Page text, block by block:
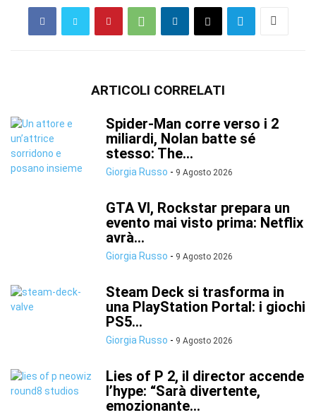
ARTICOLI CORRELATI
Spider-Man corre verso i 2
miliardi, Nolan batte sé
stesso: The...
Giorgia Russo - 9 Agosto 2026
GTA VI, Rockstar prepara un
evento mai visto prima: Netflix
avrà...
Giorgia Russo - 9 Agosto 2026
Steam Deck si trasforma in
una PlayStation Portal: i giochi
PS5...
Giorgia Russo - 9 Agosto 2026
Lies of P 2, il director accende
l’hype: “Sarà divertente,
emozionante...